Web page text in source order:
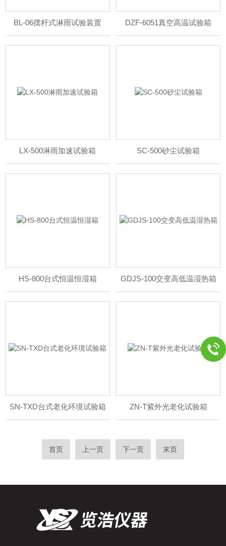
BL-06摆杆式淋雨试验装置 DZF-6051真空高温试验箱
LX-500淋雨加速试验箱 SC-500砂尘试验箱
HS-800台式恒温恒湿箱 GDJS-100交变高低温湿热箱
SN-TXD台式老化环境试验箱 ZN-T紫外光老化试验箱
首页 上一页 下一页 末页